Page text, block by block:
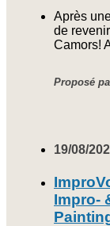
Après
de
Camors!
Proposé
19/08/
Impro-